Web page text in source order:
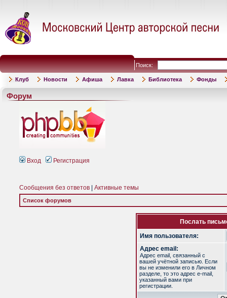
Поиск:
Клуб Новости Афиша Лавка Библиотека Фонды
Форум
Вход Регистрация
Сообщения без ответов Активные темы
Список форумов
Послать
Имя пользователя:
Адрес email:
Адрес email, связанный с
вашей учётной записью. Если
вы не изменили его в Личном
разделе, то это адрес e-mail,
указанный вами при
регистрации.